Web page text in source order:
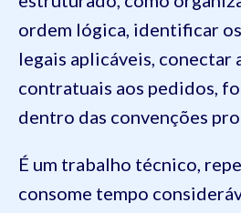
ordem lógica, identificar
legais aplicáveis, conectar
contratuais aos pedidos,
dentro das convenções
É um trabalho técnico,
consome tempo